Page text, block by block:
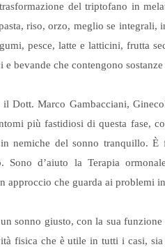
del triptofano in
riso, orzo, meglio se
pesce, latte e latticini, frutta
bevande che contengono
il Dott. Marco Gambacciani,
più fastidiosi di questa fase,
nemiche del sonno tranquillo. È
Sono d’aiuto la Terapia
approccio che guarda ai problemi
sonno giusto, con la sua
fisica che è utile in tutti i casi,